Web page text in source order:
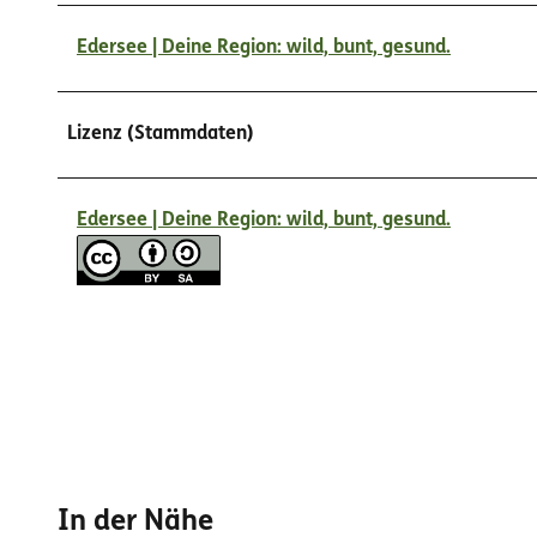
Edersee | Deine Region: wild, bunt, gesund.
Lizenz (Stammdaten)
Edersee | Deine Region: wild, bunt, gesund.
In der Nähe